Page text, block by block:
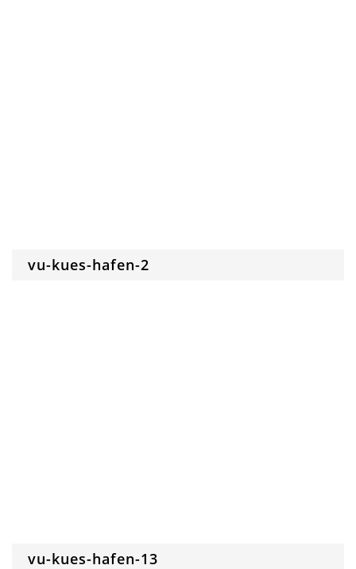
vu-kues-hafen-2
vu-kues-hafen-13